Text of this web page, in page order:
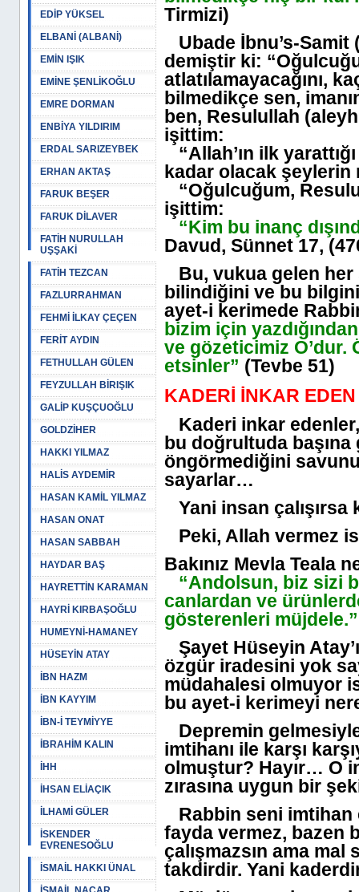
EDİP YÜKSEL
ELBANİ (ALBANİ)
EMİN IŞIK
EMİNE ŞENLİKOĞLU
EMRE DORMAN
ENBİYA YILDIRIM
ERDAL SARIZEYBEK
ERHAN AKTAŞ
FARUK BEŞER
FARUK DİLAVER
FATİH NURULLAH
UŞŞAKİ
FATİH TEZCAN
FAZLURRAHMAN
FEHMİ İLKAY ÇEÇEN
FERİT AYDIN
FETHULLAH GÜLEN
FEYZULLAH BİRIŞIK
GALİP KUŞÇUOĞLU
GOLDZİHER
HAKKI YILMAZ
HALİS AYDEMİR
HASAN KAMİL YILMAZ
HASAN ONAT
HASAN SABBAH
HAYDAR BAŞ
HAYRETTİN KARAMAN
HAYRİ KIRBAŞOĞLU
HUMEYNİ-HAMANEY
HÜSEYİN ATAY
İBN HAZM
İBN KAYYIM
İBN-İ TEYMİYYE
İBRAHİM KALIN
İHH
İHSAN ELİAÇIK
İLHAMİ GÜLER
İSKENDER
EVRENESOĞLU
İSMAİL HAKKI ÜNAL
Tirmizi)
Ubade İbnu’s-Samit
demiştir ki:
atlatılamayacağını,
bilmedikçe sen,
ben, Resulullah
işittim:
“Allah’ın ilk
kadar olacak şeylerin
“Oğulcuğum,
işittim:
“Kim bu inanç
Davud, Sünnet 17,
Bu, vukua gelen her
bilindiğini ve bu
ayet-i kerimede
bizim için
ve gözeticimiz O’dur.
etsinler” (Tevbe 51)
KADERİ İNKAR
Kaderi inkar
bu doğrultuda başına
öngörmediğini
sayarlar…
Yani insan çalışırsa
Peki, Allah vermez
Bakınız Mevla Teala
“Andolsun, biz sizi
canlardan ve
gösterenleri müjdele.”
Şayet Hüseyin
özgür iradesini yok
müdahalesi olmuyor
bu ayet-i kerimeyi
Depremin
imtihanı ile karşı
olmuştur? Hayır… O
zırasına uygun bir
Rabbin seni imtihan
fayda vermez, bazen
çalışmazsın ama
takdirdir. Yani